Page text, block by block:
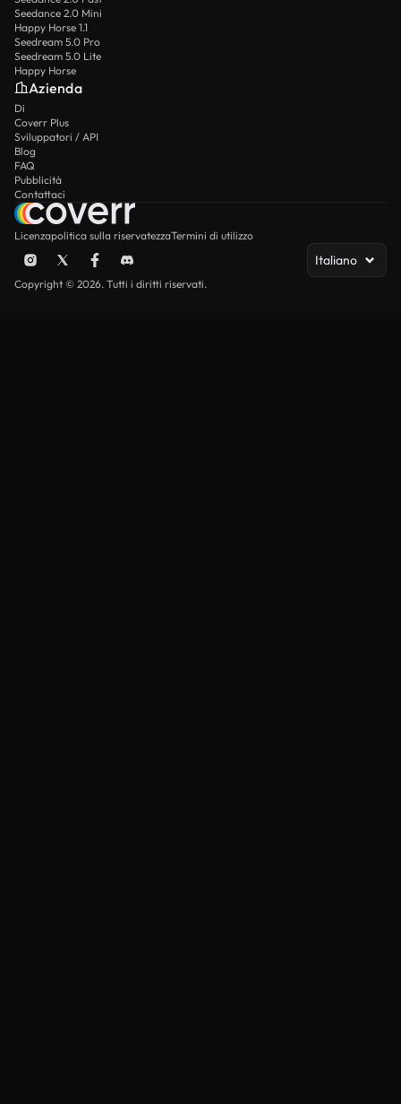
Seedance 2.0 Mini
Happy Horse 1.1
Seedream 5.0 Pro
Seedream 5.0 Lite
Happy Horse
Azienda
Di
Coverr Plus
Sviluppatori / API
Blog
FAQ
Pubblicità
Contattaci
Licenzapolitica sulla riservatezzaTermini di utilizzo
Italiano
Copyright © 2026. Tutti i diritti riservati.